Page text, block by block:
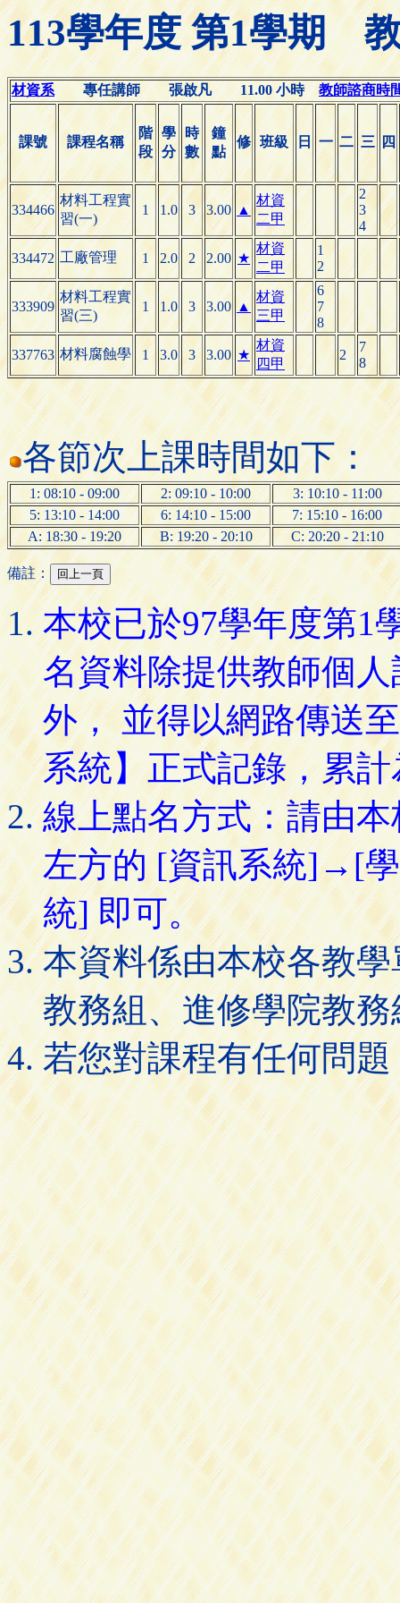
113學年度 第1學期
材資系專任講師 張啟凡 11.00 小時教師諮商時
課號 課程名稱
階
段
學
分
時
數
鐘
點
修 班級 日 一 二 三 四
334466
材料工程實
習(一)
1 1.0 3 3.00 ▲
材資
二甲
2
3
4
334472 工廠管理 1 2.0 2 2.00 ★
材資
二甲
1
2
333909
材料工程實
習(三)
1 1.0 3 3.00 ▲
材資
三甲
6
7
8
337763 材料腐蝕學 1 3.0 3 3.00 ★
材資
四甲
2
7
8
各節次上課時間如下：
1: 08:10 - 09:00 2: 09:10 - 10:00
3: 10:10 - 11:00
5: 13:10 - 14:00
6: 14:10 - 15:00
7: 15:10 - 16:00
A: 18:30 - 19:20
B: 19:20 - 20:10 C: 20:20 - 21:10
備註：
本校已於97學年度第1
名資料除提供教師個
外， 並得以網路傳送
系統】正式記錄，累
線上點名方式：請由
左方的 [資訊系統]→[
統] 即可。
本資料係由本校各教
教務組、進修學院教
若您對課程有任何問